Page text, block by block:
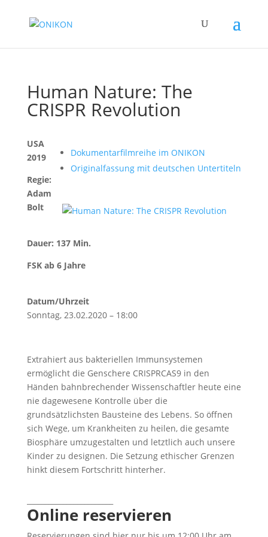
Human Nature: The
CRISPR Revolution
Dokumentarfilmreihe im ONIKON
Originalfassung mit deutschen Untertiteln
USA
2019
Regie:
Adam
Bolt
Dauer: 137 Min.
FSK ab 6 Jahre
Datum/Uhrzeit
Sonntag, 23.02.2020 – 18:00
Extrahiert aus bakteriellen Immunsystemen
ermöglicht die Genschere CRISPRCAS9 in den
Händen bahnbrechender Wissenschaftler heute eine
nie dagewesene Kontrolle über die
grundsätzlichsten Bausteine des Lebens. So öffnen
sich Wege, um Krankheiten zu heilen, die gesamte
Biosphäre umzugestalten und letztlich auch unsere
Kinder zu designen. Die Setzung ethischer Grenzen
hinkt diesem Fortschritt hinterher.
Online reservieren